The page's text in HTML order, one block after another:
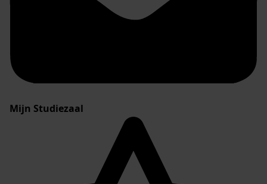
Mijn Studiezaal